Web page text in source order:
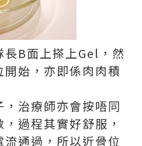
B面上搽上Gel，然
始，亦即係肉肉積
治療師亦會按唔同
過程其實好舒服，
通過，所以近骨位